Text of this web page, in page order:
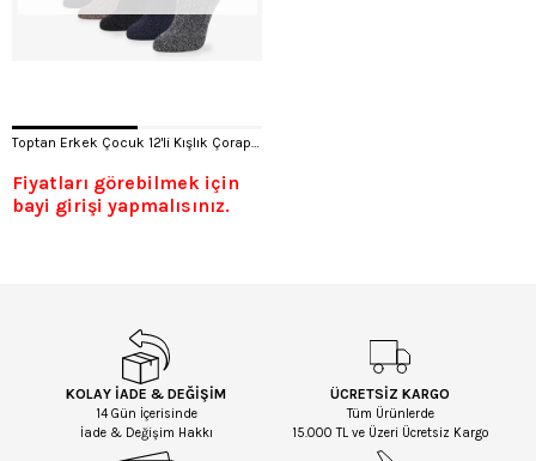
Toptan Erkek Çocuk 12'li Kışlık Çorap-C57
Fiyatları görebilmek için
bayi girişi yapmalısınız.
KOLAY İADE & DEĞİŞİM
14 Gün İçerisinde
İade & Değişim Hakkı
ÜCRETSİZ KARGO
Tüm Ürünlerde
15.000 TL ve Üzeri Ücretsiz Kargo